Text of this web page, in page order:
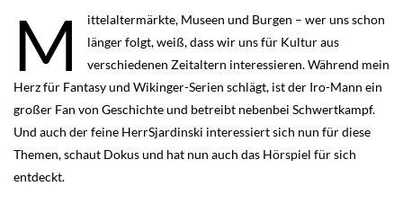
M
ittelaltermärkte, Museen und Burgen – wer uns schon
länger folgt, weiß, dass wir uns für Kultur aus
verschiedenen Zeitaltern interessieren. Während mein
Herz für Fantasy und Wikinger-Serien schlägt, ist der Iro-Mann ein
großer Fan von Geschichte und betreibt nebenbei Schwertkampf.
Und auch der feine HerrSjardinski interessiert sich nun für diese
Themen, schaut Dokus und hat nun auch das Hörspiel für sich
entdeckt.